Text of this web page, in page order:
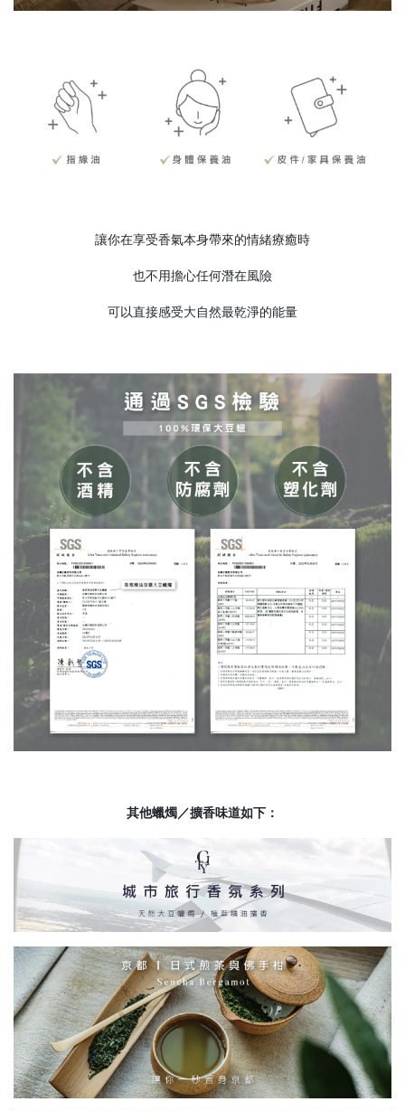
讓你在享受香氣本身帶來的情緒療癒時
也不用擔心任何潛在風險
可以直接感受大自然最乾淨的能量
其他蠟燭／擴香味道如下：